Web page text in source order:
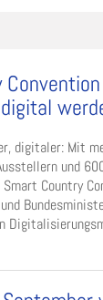
digitaler: Mit
und
Country